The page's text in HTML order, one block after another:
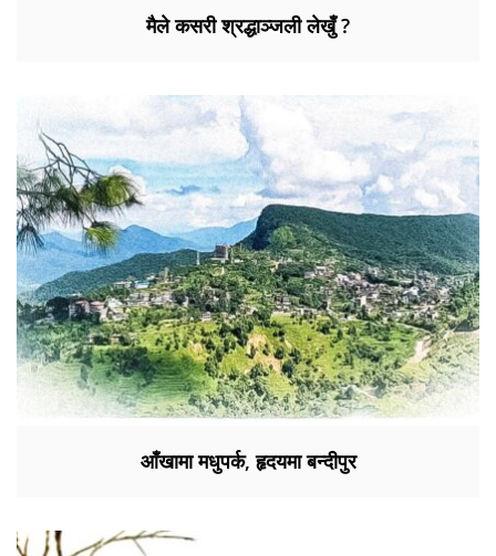
मैले कसरी श्रद्धाञ्जली लेखुँ ?
आँखामा मधुपर्क, हृदयमा बन्दीपुर